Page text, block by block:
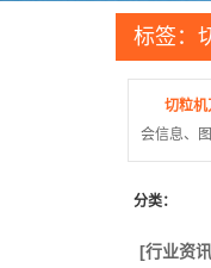
标签：
切粒机
会信息、
分类：
[行业资讯